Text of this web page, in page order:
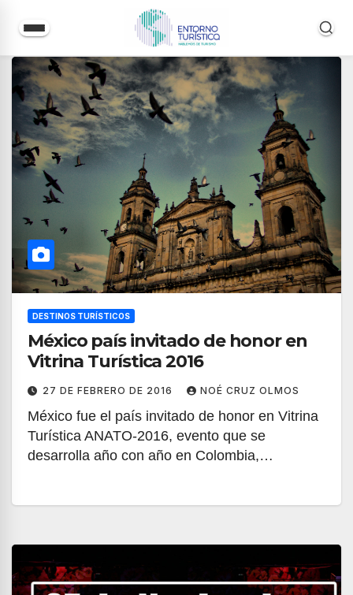
Saltar
contenido
DESTINOS TURÍSTICOS
México país invitado de honor en
Vitrina Turística 2016
27 DE FEBRERO DE 2016 NOÉ CRUZ OLMOS
México fue el país invitado de honor en Vitrina
Turística ANATO-2016, evento que se
desarrolla año con año en Colombia,…